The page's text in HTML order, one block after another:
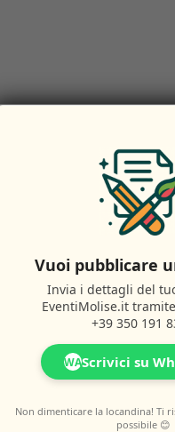
Vuoi pubblicare
Invia i dettagli del
EventiMolise.it
+39 350 191
WAScrivici su
Non dimenticare la locandina! Ti
possibile 😊